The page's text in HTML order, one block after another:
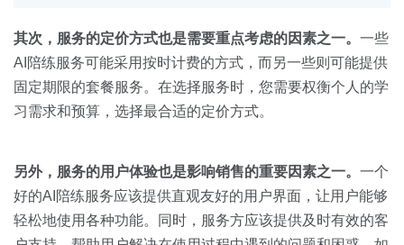
其次，服务的定价方式也是需要重点考虑的因素之一。 一些
AI陪练服务可能采用按时计费的方式，而另一些则可能提供
固定期限的套餐服务。在选择服务时，您需要权衡个人的学
习需求和预算，选择最合适的定价方式。
另外，服务的用户体验也是影响销售的重要因素之一。 一个
好的AI陪练服务应该提供直观友好的用户界面，让用户能够
轻松地使用各种功能。同时，服务方应该提供及时有效的客